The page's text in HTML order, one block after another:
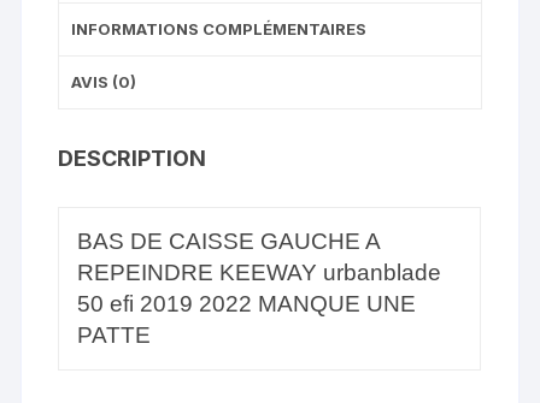
INFORMATIONS COMPLÉMENTAIRES
AVIS (0)
DESCRIPTION
BAS DE CAISSE GAUCHE A
REPEINDRE KEEWAY urbanblade
50 efi 2019 2022 MANQUE UNE
PATTE